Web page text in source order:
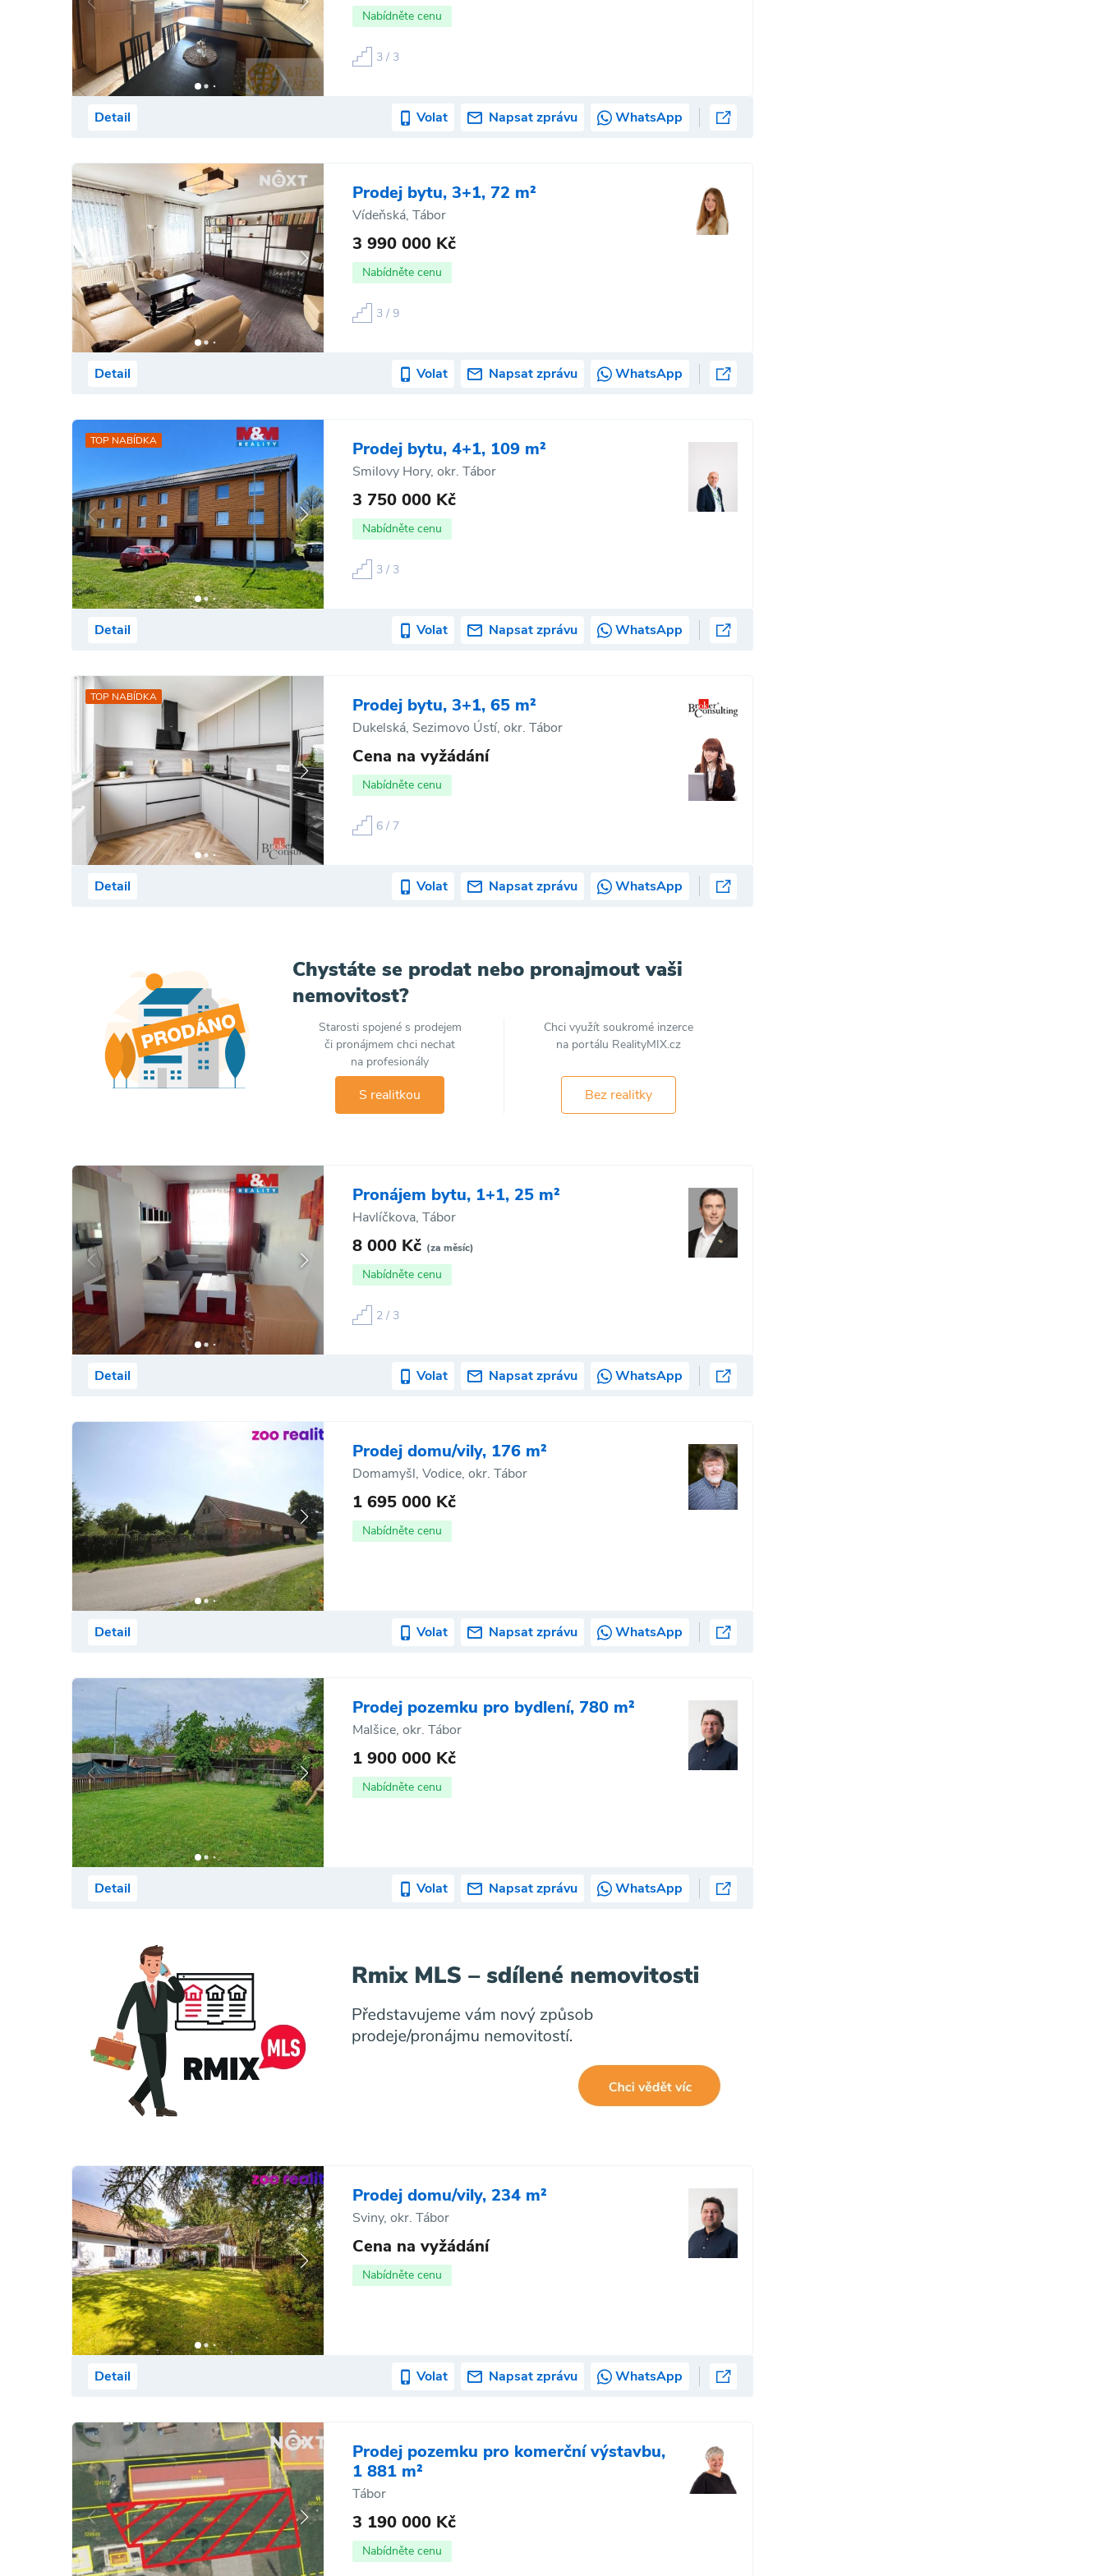
Nabídněte cenu
3 / 3
Detail Volat Napsat zprávu WhatsApp
Prodej bytu, 3+1, 72 m²
Vídeňská, Tábor
3 990 000 Kč
Nabídněte cenu
3 / 9
Detail Volat Napsat zprávu WhatsApp
TOP NABÍDKA Prodej bytu, 4+1, 109 m²
Smilovy Hory, okr. Tábor
3 750 000 Kč
Nabídněte cenu
3 / 3
Detail Volat Napsat zprávu WhatsApp
TOP NABÍDKA Prodej bytu, 3+1, 65 m²
Dukelská, Sezimovo Ústí, okr. Tábor
Cena na vyžádání
Nabídněte cenu
6 / 7
Detail Volat Napsat zprávu WhatsApp
Chystáte se prodat nebo pronajmout vaši
nemovitost?
Starosti spojené s prodejem
či pronájmem chci nechat
na profesionály
S realitkou
Chci využít soukromé inzerce
na portálu RealityMIX.cz
Bez realitky
Pronájem bytu, 1+1, 25 m²
Havlíčkova, Tábor
8 000 Kč (za měsíc)
Nabídněte cenu
2 / 3
Detail Volat Napsat zprávu WhatsApp
Prodej domu/vily, 176 m²
Domamyšl, Vodice, okr. Tábor
1 695 000 Kč
Nabídněte cenu
Detail Volat Napsat zprávu WhatsApp
Prodej pozemku pro bydlení, 780 m²
Malšice, okr. Tábor
1 900 000 Kč
Nabídněte cenu
Detail Volat Napsat zprávu WhatsApp
Prodej domu/vily, 234 m²
Sviny, okr. Tábor
Cena na vyžádání
Nabídněte cenu
Detail Volat Napsat zprávu WhatsApp
Prodej pozemku pro komerční výstavbu,
1 881 m²
Tábor
3 190 000 Kč
Nabídněte cenu